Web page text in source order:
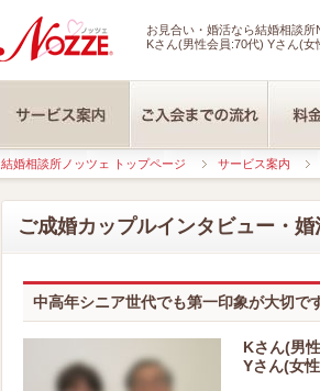
お見合い・婚活なら結婚相談
Kさん(男性会員:70代) Yさん(女
結婚相談所ノッツェ トップページ サービス案内
ご成婚カップルインタビュー・
中高年シニア世代でも第一印象が大切です
Kさん(男
Yさん(女